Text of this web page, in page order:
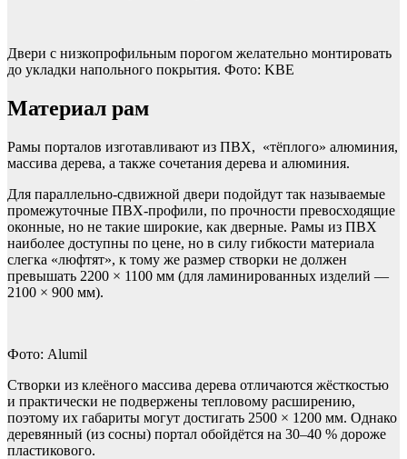
Двери с низкопрофильным порогом желательно монтировать
до укладки напольного покрытия. Фото: KBE
Материал рам
Рамы порталов изготавливают из ПВХ, «тёплого» алюминия,
массива дерева, а также сочетания дерева и алюминия.
Для параллельно-сдвижной двери подойдут так называемые
промежуточные ПВХ-профили, по прочности превосходящие
оконные, но не такие широкие, как дверные. Рамы из ПВХ
наиболее доступны по цене, но в силу гибкости материала
слегка «люфтят», к тому же размер створки не должен
превышать 2200 × 1100 мм (для ламинированных изделий —
2100 × 900 мм).
Фото: Alumil
Створки из клеёного массива дерева отличаются жёсткостью
и практически не подвержены тепловому расширению,
поэтому их габариты могут достигать 2500 × 1200 мм. Однако
деревянный (из сосны) портал обойдётся на 30–40 % дороже
пластикового.